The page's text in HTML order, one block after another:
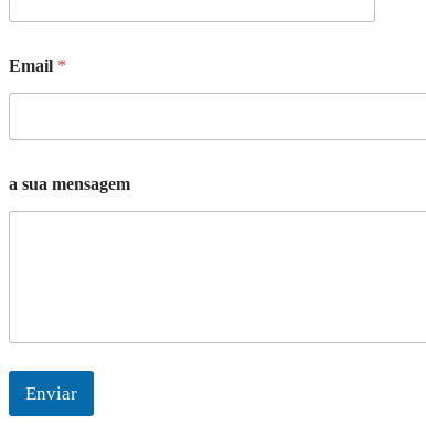
Email *
a sua mensagem
Enviar